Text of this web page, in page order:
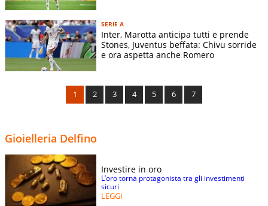
SERIE A
Inter, Marotta anticipa tutti e prende
Stones, Juventus beffata: Chivu sorride
e ora aspetta anche Romero
1 2 3 4 5 6 7
Gioielleria Delfino
Investire in oro
L’oro torna protagonista tra gli investimenti
sicuri
LEGGI